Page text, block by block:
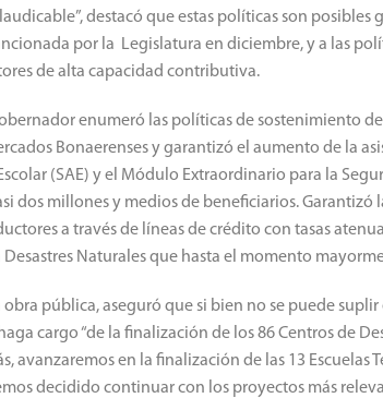
destacó que estas políticas son posibles
por la Legislatura en diciembre, y a las
de alta capacidad contributiva.
enumeró las políticas de sostenimiento
Bonaerenses y garantizó el aumento de la
(SAE) y el Módulo Extraordinario para la
dos millones y medios de beneficiarios.
a través de líneas de crédito con tasas
Desastres Naturales que hasta el momento
obra pública, aseguró que si bien no se puede
cargo “de la finalización de los 86 Centros de
avanzaremos en la finalización de las 13 Escuelas
decidido continuar con los proyectos más